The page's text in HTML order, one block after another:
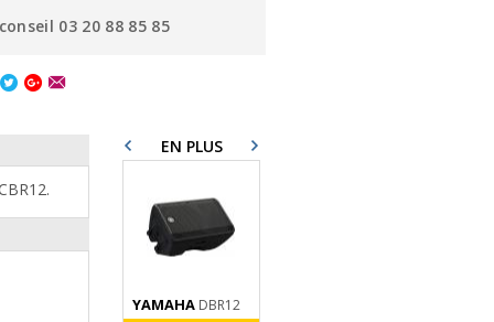
03 20 88 85 85
.
EN PLUS
YAMAHADBR12